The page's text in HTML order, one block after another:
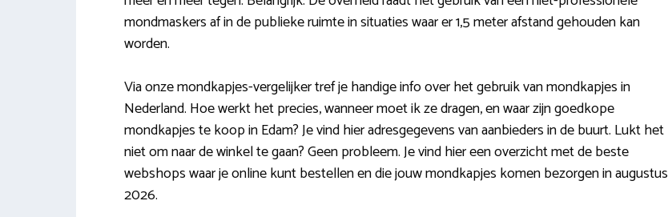
mondmaskers af in de publieke ruimte in situaties waar er 1,5 meter afstand gehouden kan
worden.
Via onze mondkapjes-vergelijker tref je handige info over het gebruik van mondkapjes in
Nederland. Hoe werkt het precies, wanneer moet ik ze dragen, en waar zijn goedkope
mondkapjes te koop in Edam? Je vind hier adresgegevens van aanbieders in de buurt. Lukt het
niet om naar de winkel te gaan? Geen probleem. Je vind hier een overzicht met de beste
webshops waar je online kunt bestellen en die jouw mondkapjes komen bezorgen in augustus
2026.